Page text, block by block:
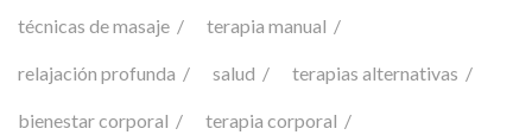
técnicas de masaje terapia manual
relajación profunda salud terapias alternativas
bienestar corporal terapia corporal